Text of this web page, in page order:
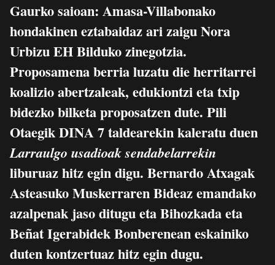
Gaurko saioan: Amasa-Villabonako
hondakinen eztabaidaz ari zaigu Nora
Urbizu EH Bilduko zinegotzia.
Proposamena berria luzatu die herritarrei
koalizio abertzaleak, edukiontzi eta txip
bidezko bilketa proposatzen dute. Pili
Otaegik DINA 7 taldearekin kaleratu duen
Larraulgo usadioak sendabelarrekin
liburuaz hitz egin digu. Bernardo Atxagak
Asteasuko Muskerraren Bideaz emandako
azalpenak jaso ditugu eta Bihozkada eta
Beñat Igerabidek Bonberenean eskainiko
duten kontzertuaz hitz egin dugu.